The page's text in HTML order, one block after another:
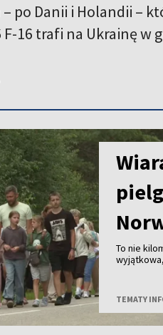
po Danii i Holandii –
16 trafi na Ukrainę w
To nie
TEMATY